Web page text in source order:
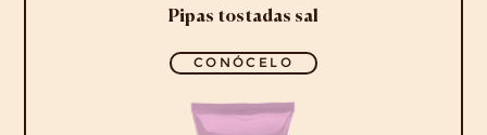
Pipas tostadas sal
CONÓCELO